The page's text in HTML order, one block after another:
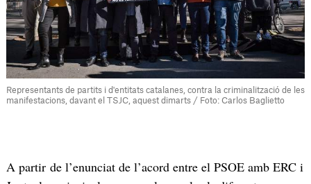
Representants de partits i d'entitats catalanes, contra la criminalització de les
manifestacions, davant el TSJC, aquest dimarts / Foto: Carlos Baglietto
A partir de l’enunciat de l’acord entre el PSOE amb ERC i